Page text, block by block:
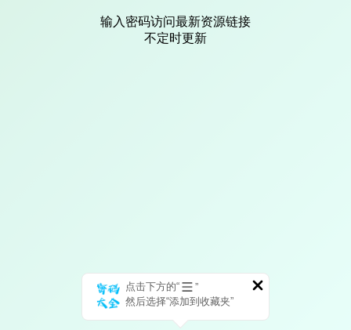
输入密码访问最新资源链接
不定时更新
点击下方的“
”
然后选择“添加到收藏夹”